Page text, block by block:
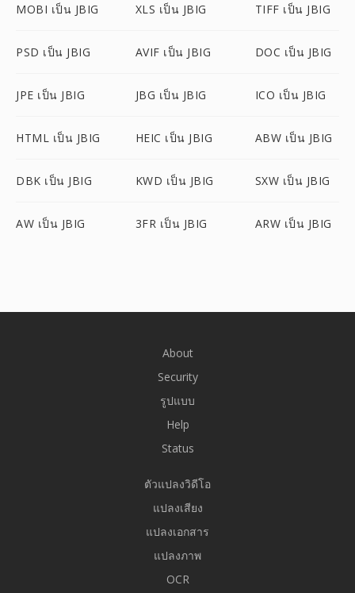
MOBI เป็น JBIG XLS เป็น JBIG TIFF เป็น JBIG
PSD เป็น JBIG AVIF เป็น JBIG DOC เป็น JBIG
JPE เป็น JBIG JBG เป็น JBIG ICO เป็น JBIG
HTML เป็น JBIG HEIC เป็น JBIG ABW เป็น JBIG
DBK เป็น JBIG KWD เป็น JBIG SXW เป็น JBIG
AW เป็น JBIG 3FR เป็น JBIG ARW เป็น JBIG
About
Security
รูปแบบ
Help
Status
ตัวแปลงวิดีโอ
แปลงเสียง
แปลงเอกสาร
แปลงภาพ
OCR